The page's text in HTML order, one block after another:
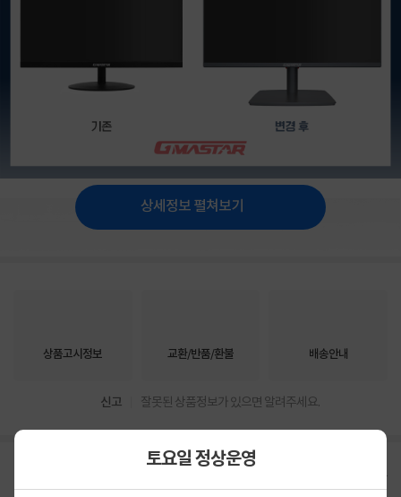
토요일 정상운영
상세정보 펼쳐보기
상품고시정보 교환/반품/환불 배송안내
신고 잘못된 상품정보가 있으면 알려주세요.